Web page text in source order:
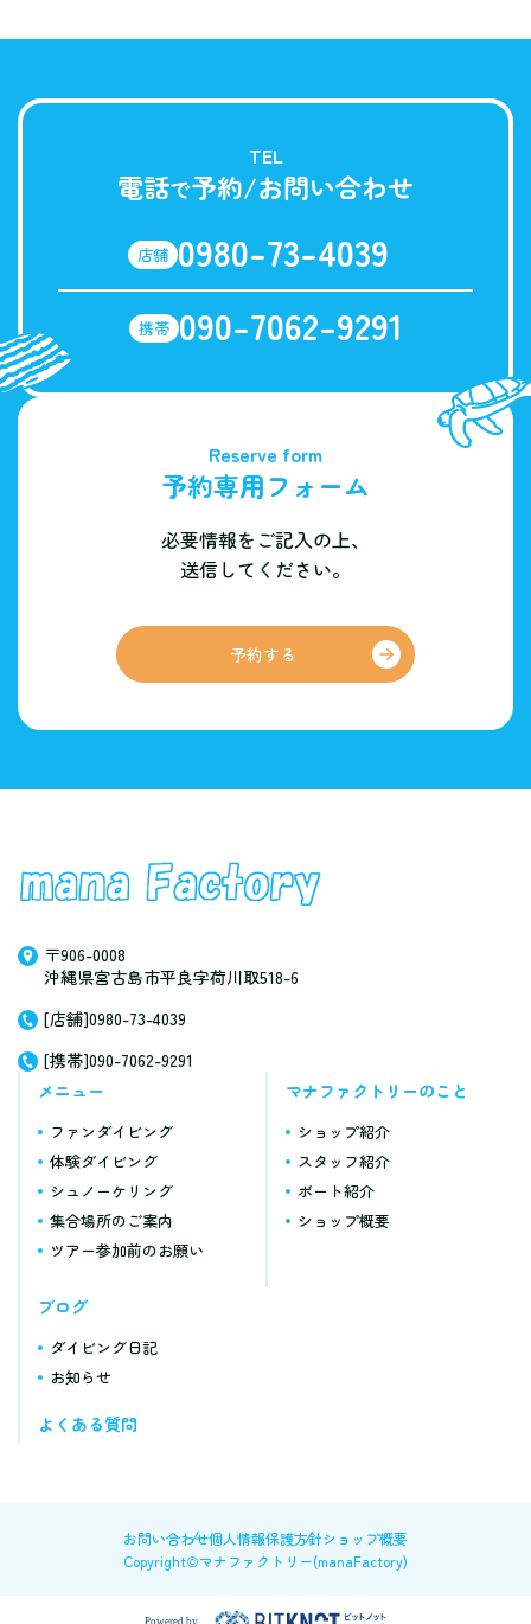
TEL
電話で予約/お問い合わせ
店舗 0980-73-4039
携帯 090-7062-9291
Reserve form
予約専用フォーム
必要情報をご記入の上、
送信してください。
予約する
〒906-0008
沖縄県宮古島市平良字荷川取518-6
[店舗]0980-73-4039
[携帯]090-7062-9291
メニュー
ファンダイビング
体験ダイビング
シュノーケリング
集合場所のご案内
ツアー参加前のお願い
マナファクトリーのこと
ショップ紹介
スタッフ紹介
ボート紹介
ショップ概要
ブログ
ダイビング日記
お知らせ
よくある質問
お問い合わせ個人情報保護方針ショップ概要
Copyright©マナファクトリー(manaFactory)